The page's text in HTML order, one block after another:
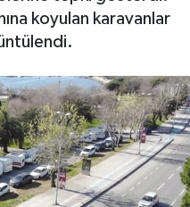
koyulan karavanlar